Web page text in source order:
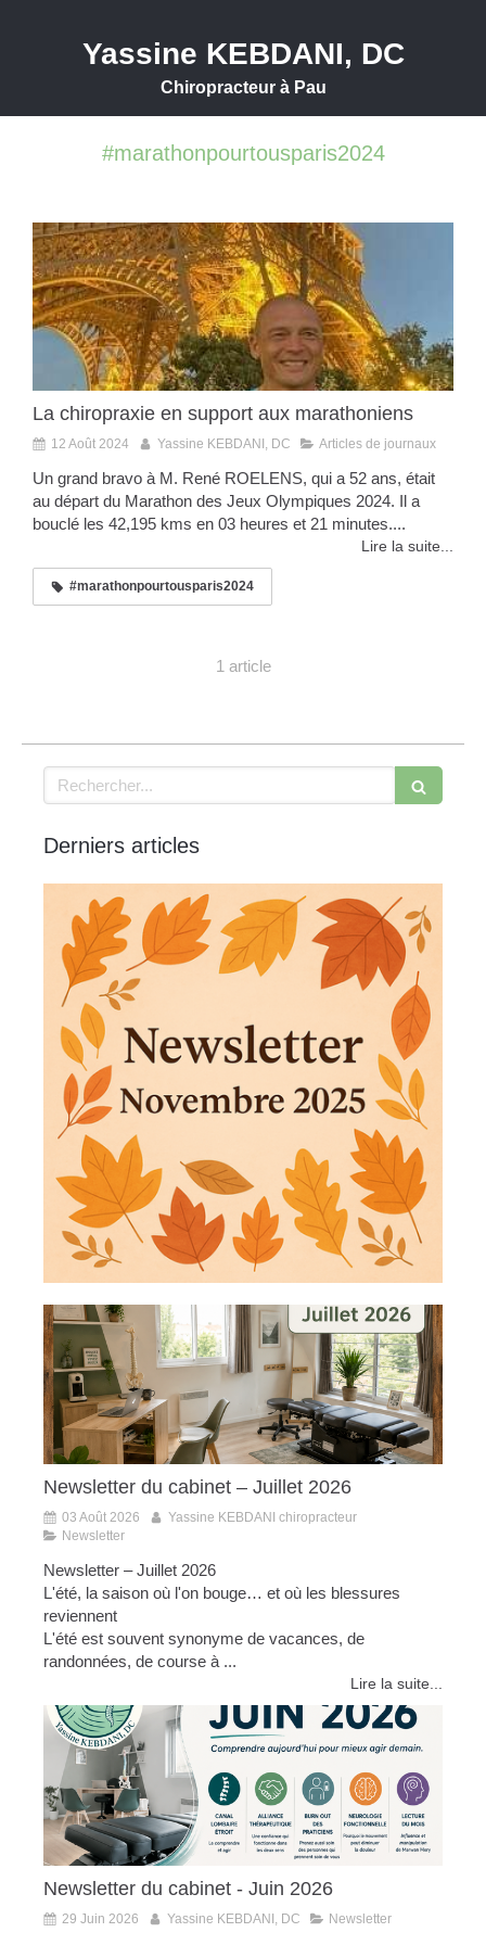
Yassine KEBDANI, DC
Chiropracteur à Pau
#marathonpourtousparis2024
La chiropraxie en support aux marathoniens
12 Août 2024 Yassine KEBDANI, DC Articles de journaux
Un grand bravo à M. René ROELENS, qui a 52 ans, était
au départ du Marathon des Jeux Olympiques 2024. Il a
bouclé les 42,195 kms en 03 heures et 21 minutes....
Lire la suite...
#marathonpourtousparis2024
1 article
Rechercher
Derniers articles
Newsletter du cabinet – Juillet 2026
03 Août 2026
Yassine KEBDANI chiropracteur
Newsletter
Newsletter – Juillet 2026
L'été, la saison où l'on bouge… et où les blessures
reviennent
L'été est souvent synonyme de vacances, de
randonnées, de course à ...
Lire la suite...
Newsletter du cabinet - Juin 2026
29 Juin 2026 Yassine KEBDANI, DC Newsletter